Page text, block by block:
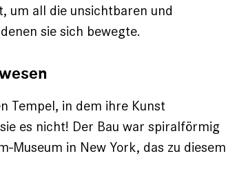
um all die unsichtbaren und
sie sich bewegte.
Tempel, in dem ihre Kunst
es nicht! Der Bau war spiralförmig
Museum in New York, das zu diesem